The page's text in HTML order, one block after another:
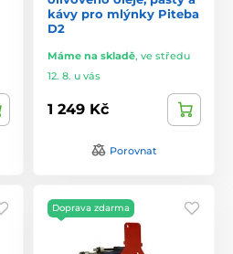
kávy pro mlýnky Piteba
D2
Máme na skladě, ve středu
12. 8. u vás
1 249 Kč
Porovnat
Doprava zdarma